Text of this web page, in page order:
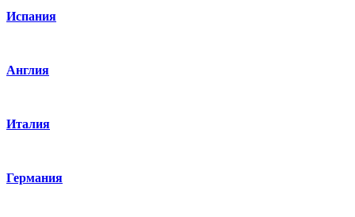
Испания
Англия
Италия
Германия